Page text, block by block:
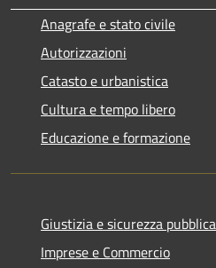
Anagrafe e stato civile
Autorizzazioni
Catasto e urbanistica
Cultura e tempo libero
Educazione e formazione
Giustizia e sicurezza pubblica
Imprese e Commercio